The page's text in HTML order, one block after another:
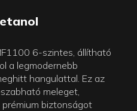
6-szintes, állítható
a legmodernebb
hangulattal. Ez az
meleget,
biztonságot